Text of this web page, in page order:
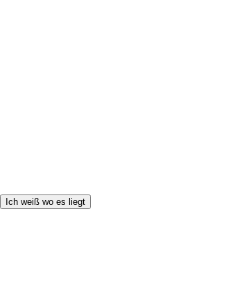
Ich weiß wo es liegt